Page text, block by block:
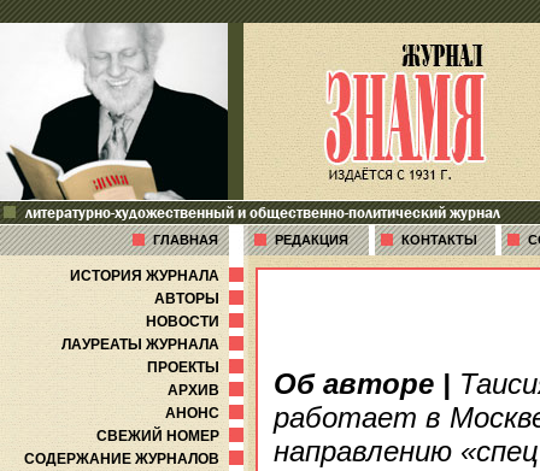
литературно-художественный и общественно-политический журнал
ГЛАВНАЯ РЕДАКЦИЯ КОНТАКТЫ
ИСТОРИЯ ЖУРНАЛА
АВТОРЫ
НОВОСТИ
ЛАУРЕАТЫ ЖУРНАЛА
ПРОЕКТЫ
АРХИВ
АНОНС
СВЕЖИЙ НОМЕР
СОДЕРЖАНИЕ ЖУРНАЛОВ
Об авторе |
работает в
направлению